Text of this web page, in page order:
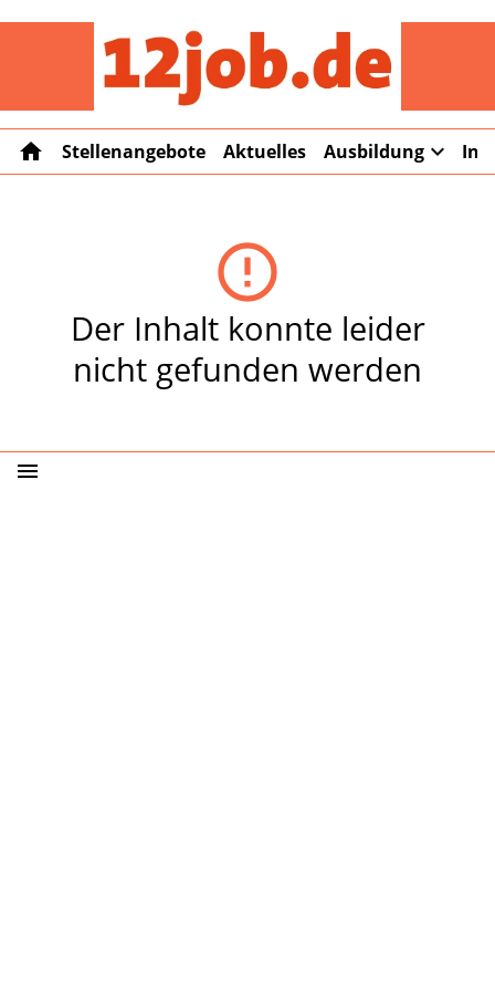
home Stellenangebote Aktuelles Ausbildung expand_more
error_outline
Der Inhalt konnte leider
nicht gefunden werden
menu